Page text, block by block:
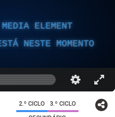
ELEMENT
NESTE MOMENTO
2.º CICLO 3.º CICLO